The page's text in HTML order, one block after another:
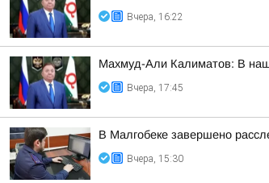
Вчера, 16:22
Махмуд-Али Калиматов: В
Вчера, 17:45
В Малгобеке завершено
Вчера, 15:30